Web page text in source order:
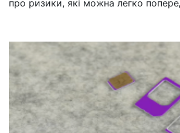
про ризики, які можна легко